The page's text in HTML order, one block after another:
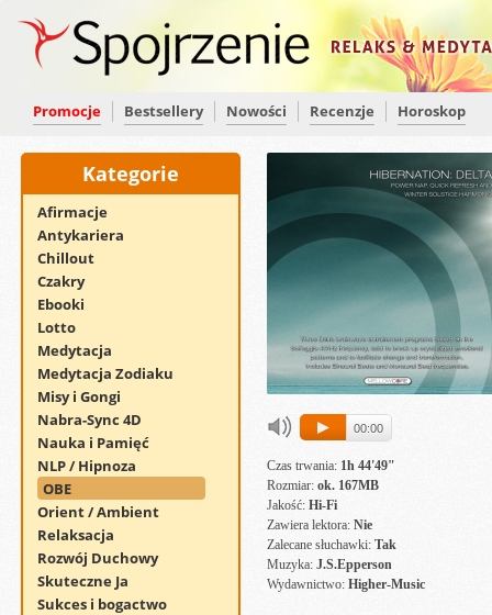
Promocje Bestsellery Nowości Recenzje Horoskop
Kategorie
Afirmacje
Antykariera
Chillout
Czakry
Ebooki
Lotto
Medytacja
Medytacja Zodiaku
Misy i Gongi
Nabra-Sync 4D
Nauka i Pamięć
NLP / Hipnoza
OBE
Orient / Ambient
Relaksacja
Rozwój Duchowy
Skuteczne Ja
Sukces i bogactwo
00:00
Czas trwania: 1h 44'49"
Rozmiar: ok. 167MB
Jakość: Hi-Fi
Zawiera lektora: Nie
Zalecane słuchawki: Tak
Muzyka: J.S.Epperson
Wydawnictwo: Higher-Music